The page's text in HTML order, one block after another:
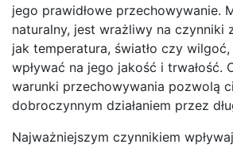
jego prawidłowe przechowywanie.
naturalny, jest wrażliwy na czynniki
jak temperatura, światło czy
wpływać na jego jakość i trwałość.
warunki przechowywania pozwolą
dobroczynnym działaniem przez
Najważniejszym czynnikiem